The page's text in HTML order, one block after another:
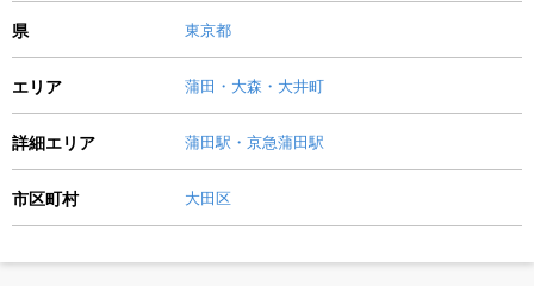
県 東京都
エリア 蒲田・大森・大井町
詳細エリア 蒲田駅・京急蒲田駅
市区町村 大田区